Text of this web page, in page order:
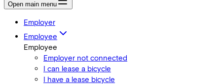
Open main menu
Employer
Employee
Employee
Employer not connected
I can lease a bicycle
I have a lease bicycle